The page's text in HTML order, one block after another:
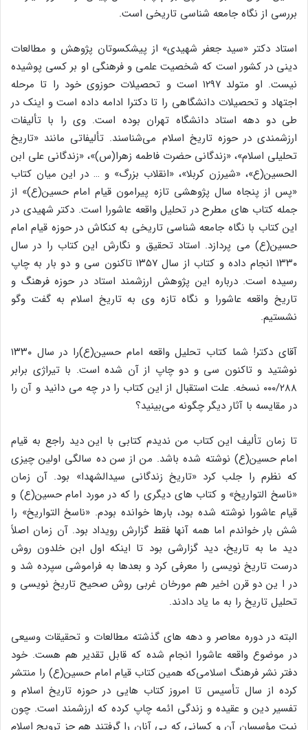
بررسی از نگاه جامعه شناسی تاریخی است.
استاد دکتر «سید جعفر شهیدی» از پیشکسوتان پژوهش و مطالعات
دینی در کشور است که شخصیت علمی و فرهنگی او بر کسی پوشیده
نیست. او متولد ۱۲۹۷ است و تحصیلات حوزوی خود را تا مرحله
اجتهاد و تحصیلات دانشگاهی را تا دکترا ادامه داده است و اینک در
طی دو دهه استاد دانشگاه تهران بوده است. وی را با تألیفات
ارزشمندی در حوزه تاریخ اسلام می‌شناسند. تألیفاتی مانند «تاریخ
تحلیلی اسلام»، «زندگانی حضرت فاطمه زهرا(س)»، «زندگانی علی ابن
الحسین(ع»، «شیرزن کربلا»، «انقلاب بزرگ» و … در این میان کتاب
«پس از پنجاه سال پژوهشی تازه پیرامون قیام امام حسین(ع)» از
جمله کتاب های مطرح در تحلیل واقعه عاشورا است. دکتر شهیدی در
این کتاب با نگاه جامعه شناسی تاریخی به کنکاش در حوزه قیام امام
حسین(ع) می پردازد. استاد تحقیق و نگارش این کتاب را در سال
۱۳۳۰ انجام داده و کتاب از سال ۱۳۵۷ تاکنون سی و دو بار به چاپ
رسیده است. درباره این پژوهش ارزشمند استاد در حوزه فرهنگ و
تاریخ واقعه عاشورا و نگاه تازه وی به تاریخ اسلام به گفت وگو
نشستیم.
آقای دکتر! شما کتاب تحلیل واقعه امام حسین(ع)را در سال ۱۳۳۰
نوشتید و تاکنون سی و دو چاپ از آن شده است. با تیراژی برابر
۰۰۰/۲۸۸ نسخه. علت استقبال از این کتاب را در چه می دانید و آن را
در مقایسه با آثار دیگر چگونه می‌بینید؟
تا زمان تألیف این کتاب من ندیدم کتابی با این دید راجع به قیام
امام حسین(ع) نوشته شده باشد. من از سن ده سالگی اولین چیزی
که نظرم را جلب کرد «تاریخ زندگانی سیدالشهدا» بود. آن زمان
«ناسخ التواریخ» و کتاب های دیگری را که در مورد امام حسین(ع) و
قیام عاشورا نوشته شده بود، بارها خوانده بودم. «ناسخ التواریخ» را
شش بار خواندم اما همه آنها فقط گزارش رویداد بود. آن زمان اصلاً
دید ما به تاریخ، دید گزارشی بود تا اینکه اول ابن خلدون روش
درست تاریخ نویسی را معرفی کرد و بعدها به فراموشی سپرده شد و
در ا ین دو قرن اخیر هم مورخان غربی روش صحیح تاریخ نویسی و
تحلیل تاریخ را به ما یاد دادند.
البته در دوره معاصر و دهه های گذشته مطالعات و تحقیقات وسیعی
در موضوع واقعه عاشورا انجام شده که قابل تقدیر هم هست. خود
دفتر نشر فرهنگ اسلامی‌که همین کتاب قیام امام حسین(ع) را منتشر
کرده از سال تأسیس تا امروز کتاب هایی در حوزه تاریخ اسلام و
تفسیر دین و عقیده و زندگی ائمه چاپ کرده که ارزشمند است. چون
نیت مؤسسان آن و کسانی که پی آنان را گرفتند هم جز ترویج اسلام